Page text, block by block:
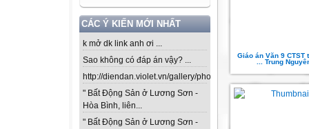
CÁC Ý KIẾN MỚI NHẤT
k mở dk link anh ơi ...
Sao không có đáp án vậy? ...
http://diendan.violet.vn/gallery/photos/302...
" Bất Động Sản ở Lương Sơn -
Hòa Bình, liên...
" Bất Động Sản ở Lương Sơn -
Giáo án Văn 9 CTST
... Trung